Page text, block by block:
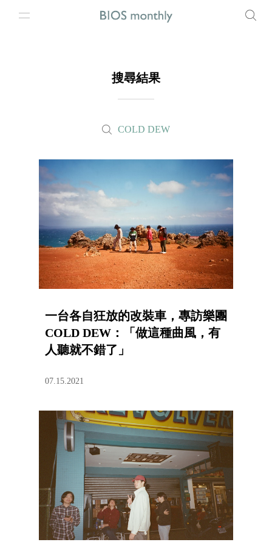
搜尋結果
COLD DEW
一台各自狂放的改裝車，專訪樂團
COLD DEW：「做這種曲風，有
人聽就不錯了」
07.15.2021